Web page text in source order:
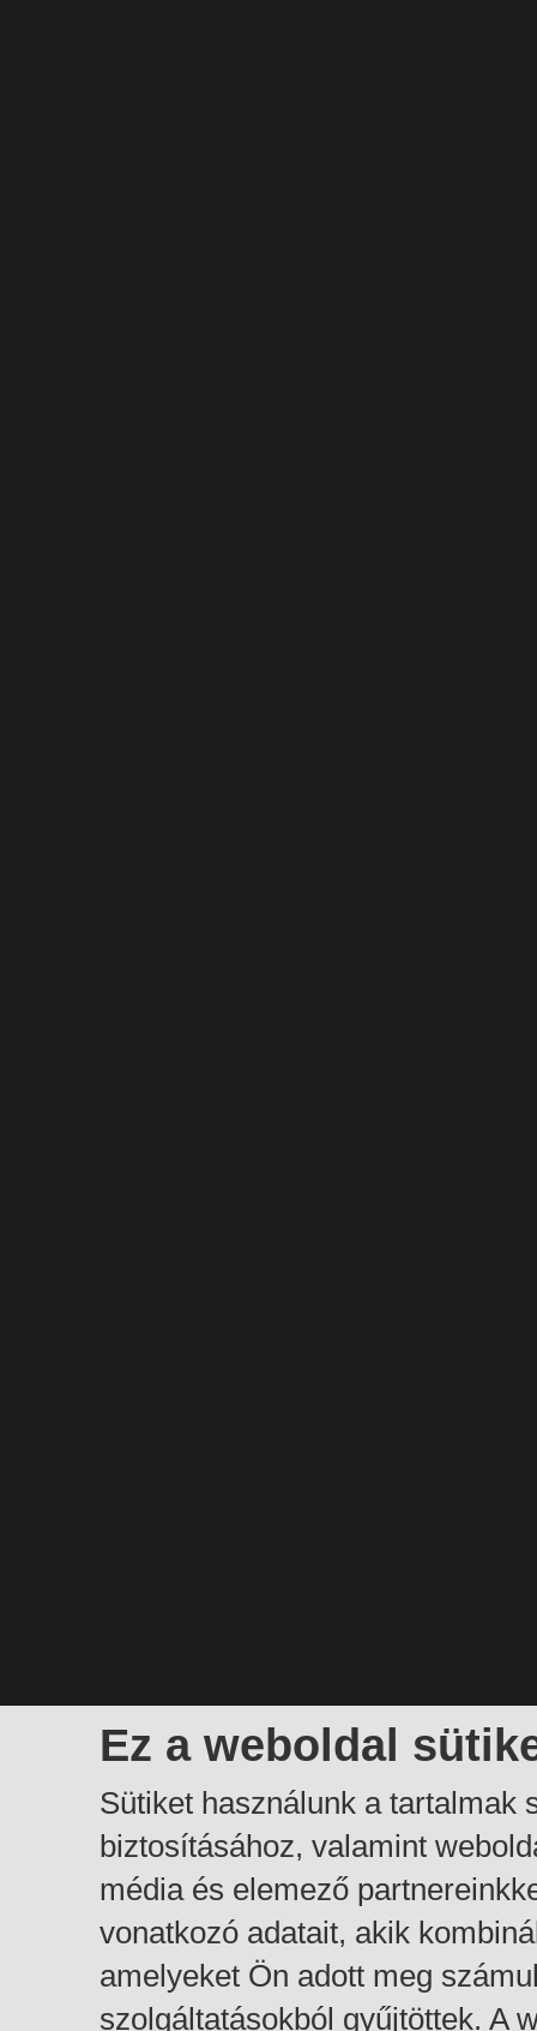
Ez a weboldal
Sütiket használunk a tartalmak
biztosításához, valamint
média és elemező
vonatkozó adatait, akik
amelyeket Ön adott meg
szolgáltatásokból gyűjtöttek. A